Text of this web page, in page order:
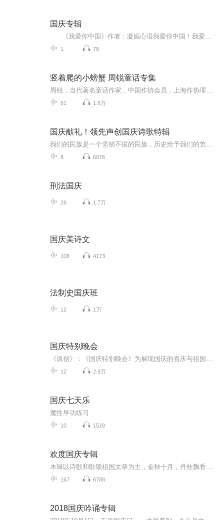
国庆专辑
1 78
竖着爬的小螃蟹 周锐童话专集
61 1.6万
国庆献礼！领先声创国庆诗歌特辑
8 6076
刑法国庆
26 1.7万
国庆美诗文
108 4173
法制史国庆班
12 1万
国庆特别晚会
12 2.9万
国庆七天乐
魔性早功练习
10 1518
欢度国庆专辑
167 6788
2018国庆吟诵专辑